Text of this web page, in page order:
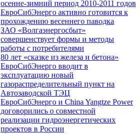
осенне-зимний период 2010-2011 годов
ЕвроСибЭнерго активно готовится к
прохождению весеннего паводка
ЗАО «Волгаэнергосбыт»
совершенствует формы и методы
работы с потребителями
80 лет «сказке из железа и бетона»
ЕвроСибЭнерго вводит в
эксплуатацию новый
газораспределительный пункт на
Автозаводской ТЭЦ
ЕвроСибЭнерго и China Yangtze Power
договорились о совместной
реализации гидроэнергетических
проектов в России